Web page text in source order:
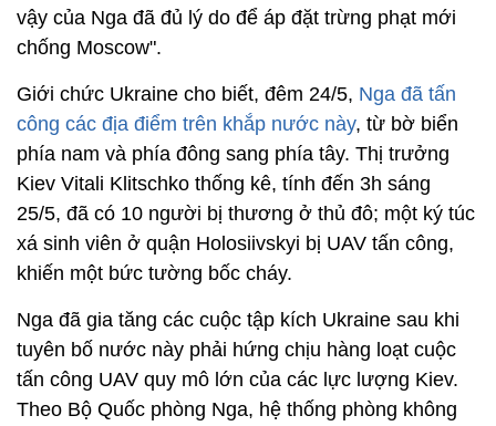
vậy của Nga đã đủ lý do để áp đặt trừng phạt mới
chống Moscow".
Giới chức Ukraine cho biết, đêm 24/5, Nga đã tấn
công các địa điểm trên khắp nước này, từ bờ biển
phía nam và phía đông sang phía tây. Thị trưởng
Kiev Vitali Klitschko thống kê, tính đến 3h sáng
25/5, đã có 10 người bị thương ở thủ đô; một ký túc
xá sinh viên ở quận Holosiivskyi bị UAV tấn công,
khiến một bức tường bốc cháy.
Nga đã gia tăng các cuộc tập kích Ukraine sau khi
tuyên bố nước này phải hứng chịu hàng loạt cuộc
tấn công UAV quy mô lớn của các lực lượng Kiev.
Theo Bộ Quốc phòng Nga, hệ thống phòng không